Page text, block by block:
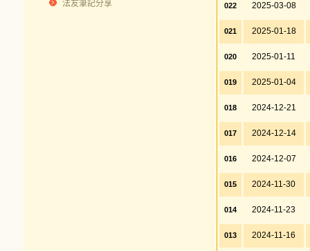
法友筆記分享 022 2025-03-08
021 2025-01-18
020 2025-01-11
019 2025-01-04
018 2024-12-21
017 2024-12-14
016 2024-12-07
015 2024-11-30
014 2024-11-23
013 2024-11-16